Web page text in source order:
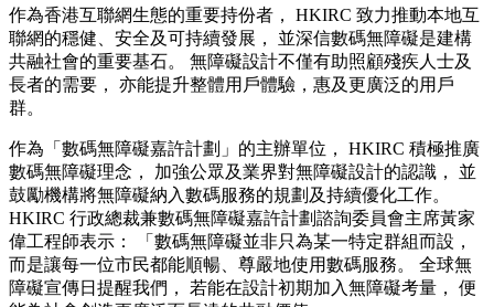
作為香港互聯網生態的重要持份者， HKIRC 致力推動本地互
聯網的穩健、安全及可持續發展， 並深信數碼無障礙是建構
共融社會的重要基石。 無障礙設計不僅有助照顧殘疾人士及
長者的需要， 亦能提升整體用戶體驗，惠及更廣泛的用戶
群。
作為「數碼無障礙嘉許計劃」的主辦單位， HKIRC 積極推廣
數碼無障礙理念， 加強公眾及業界對無障礙設計的認識， 並
鼓勵機構將無障礙納入數碼服務的規劃及持續優化工作。
HKIRC 行政總裁兼數碼無障礙嘉許計劃諮詢委員會主席黃家
偉工程師表示： 「數碼無障礙並非只為某一特定群組而設，
而是讓每一位市民都能順暢、尊嚴地使用數碼服務。 全球無
障礙宣傳日提醒我們， 若能在設計初期加入無障礙考量， 便